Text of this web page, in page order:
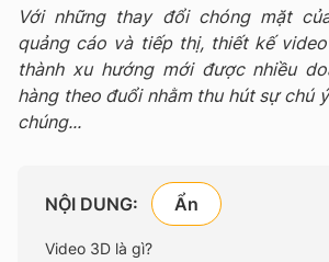
Với những thay đổi chóng mặt
quảng cáo và tiếp thị, thiết kế
thành xu hướng mới được nhiều
hàng theo đuổi nhằm thu hút sự chú
chúng...
NỘI DUNG:
Video 3D là gì?